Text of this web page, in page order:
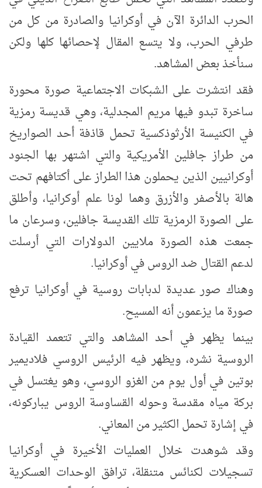
الحرب الدائرة الآن في أوكرانيا والصادرة من كل من
طرفي الحرب، ولا يتسع المقال لإحصائها كلها ولكن
سنأخذ بعض المشاهد.
فقد انتشرت على الشبكات الاجتماعية صورة محورة
ساخرة تبدو فيها مريم المجدلية، وهي قديسة رمزية
في الكنيسة الأرثوذكسية تحمل قاذفة أحد الصواريخ
من طراز جافلين الأمريكية والتي اشتهر بها الجنود
أوكرانيين الذين يحملون هذا الطراز على أكتافهم تحت
هالة بالأصفر والأزرق وهما لونا علم أوكرانيا، وأطلق
على الصورة الرمزية تلك القديسة جافلين، وسرعان ما
جمعت هذه الصورة ملايين الدولارات التي أرسلت
لدعم القتال ضد الروس في أوكرانيا.
وهناك صور عديدة لدبابات روسية في أوكرانيا ترفع
صورة ما يزعمون أنه المسيح.
بينما يظهر في أحد المشاهد والتي تتعمد القيادة
الروسية نشره، ويظهر فيه الرئيس الروسي فلاديمير
بوتين في أول يوم من الغزو الروسي، وهو يغتسل في
بركة مياه مقدسة وحوله القساوسة الروس يباركونه،
في إشارة تحمل الكثير من المعاني.
وقد شوهدت خلال العمليات الأخيرة في أوكرانيا
تسجيلات لكنائس متنقلة، ترافق الوحدات العسكرية